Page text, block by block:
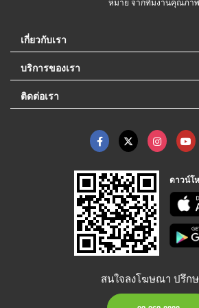
เกี่ยวกับเรา
บริการของเรา
ติดต่อเรา
ดาวน์โ
สนใจลงโฆษณา ปรึก